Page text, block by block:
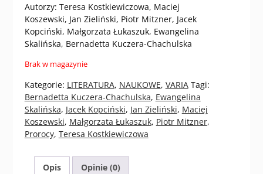
Autorzy: Teresa Kostkiewiczowa, Maciej
Koszewski, Jan Zieliński, Piotr Mitzner, Jacek
Kopciński, Małgorzata Łukaszuk, Ewangelina
Skalińska, Bernadetta Kuczera-Chachulska
Brak w magazynie
Kategorie: LITERATURA, NAUKOWE, VARIA Tagi:
Bernadetta Kuczera-Chachulska, Ewangelina
Skalińska, Jacek Kopciński, Jan Zieliński, Maciej
Koszewski, Małgorzata Łukaszuk, Piotr Mitzner,
Prorocy, Teresa Kostkiewiczowa
Opis Opinie (0)